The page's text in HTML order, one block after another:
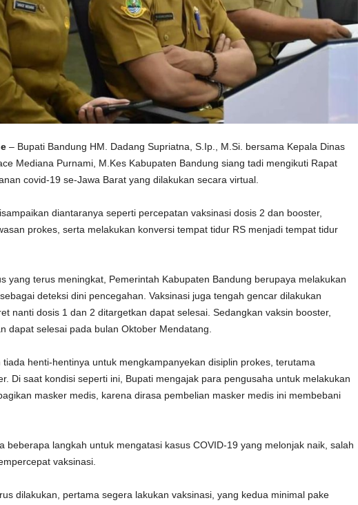
– Bupati Bandung HM. Dadang Supriatna, S.Ip., M.Si. bersama Kepala Dinas
Mediana Purnami, M.Kes Kabupaten Bandung siang tadi mengikuti Rapat
covid-19 se-Jawa Barat yang dilakukan secara virtual.
diantaranya seperti percepatan vaksinasi dosis 2 dan booster,
prokes, serta melakukan konversi tempat tidur RS menjadi tempat tidur
yang terus meningkat, Pemerintah Kabupaten Bandung berupaya melakukan
deteksi dini pencegahan. Vaksinasi juga tengah gencar dilakukan
nanti dosis 1 dan 2 ditargetkan dapat selesai. Sedangkan vaksin booster,
dapat selesai pada bulan Oktober Mendatang.
tiada henti-hentinya untuk mengkampanyekan disiplin prokes, terutama
Di saat kondisi seperti ini, Bupati mengajak para pengusaha untuk melakukan
masker medis, karena dirasa pembelian masker medis ini membebani
beberapa langkah untuk mengatasi kasus COVID-19 yang melonjak naik, salah
vaksinasi.
dilakukan, pertama segera lakukan vaksinasi, yang kedua minimal pake